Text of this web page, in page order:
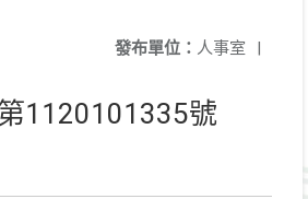
發布單位： 人事室 |
1120101335號